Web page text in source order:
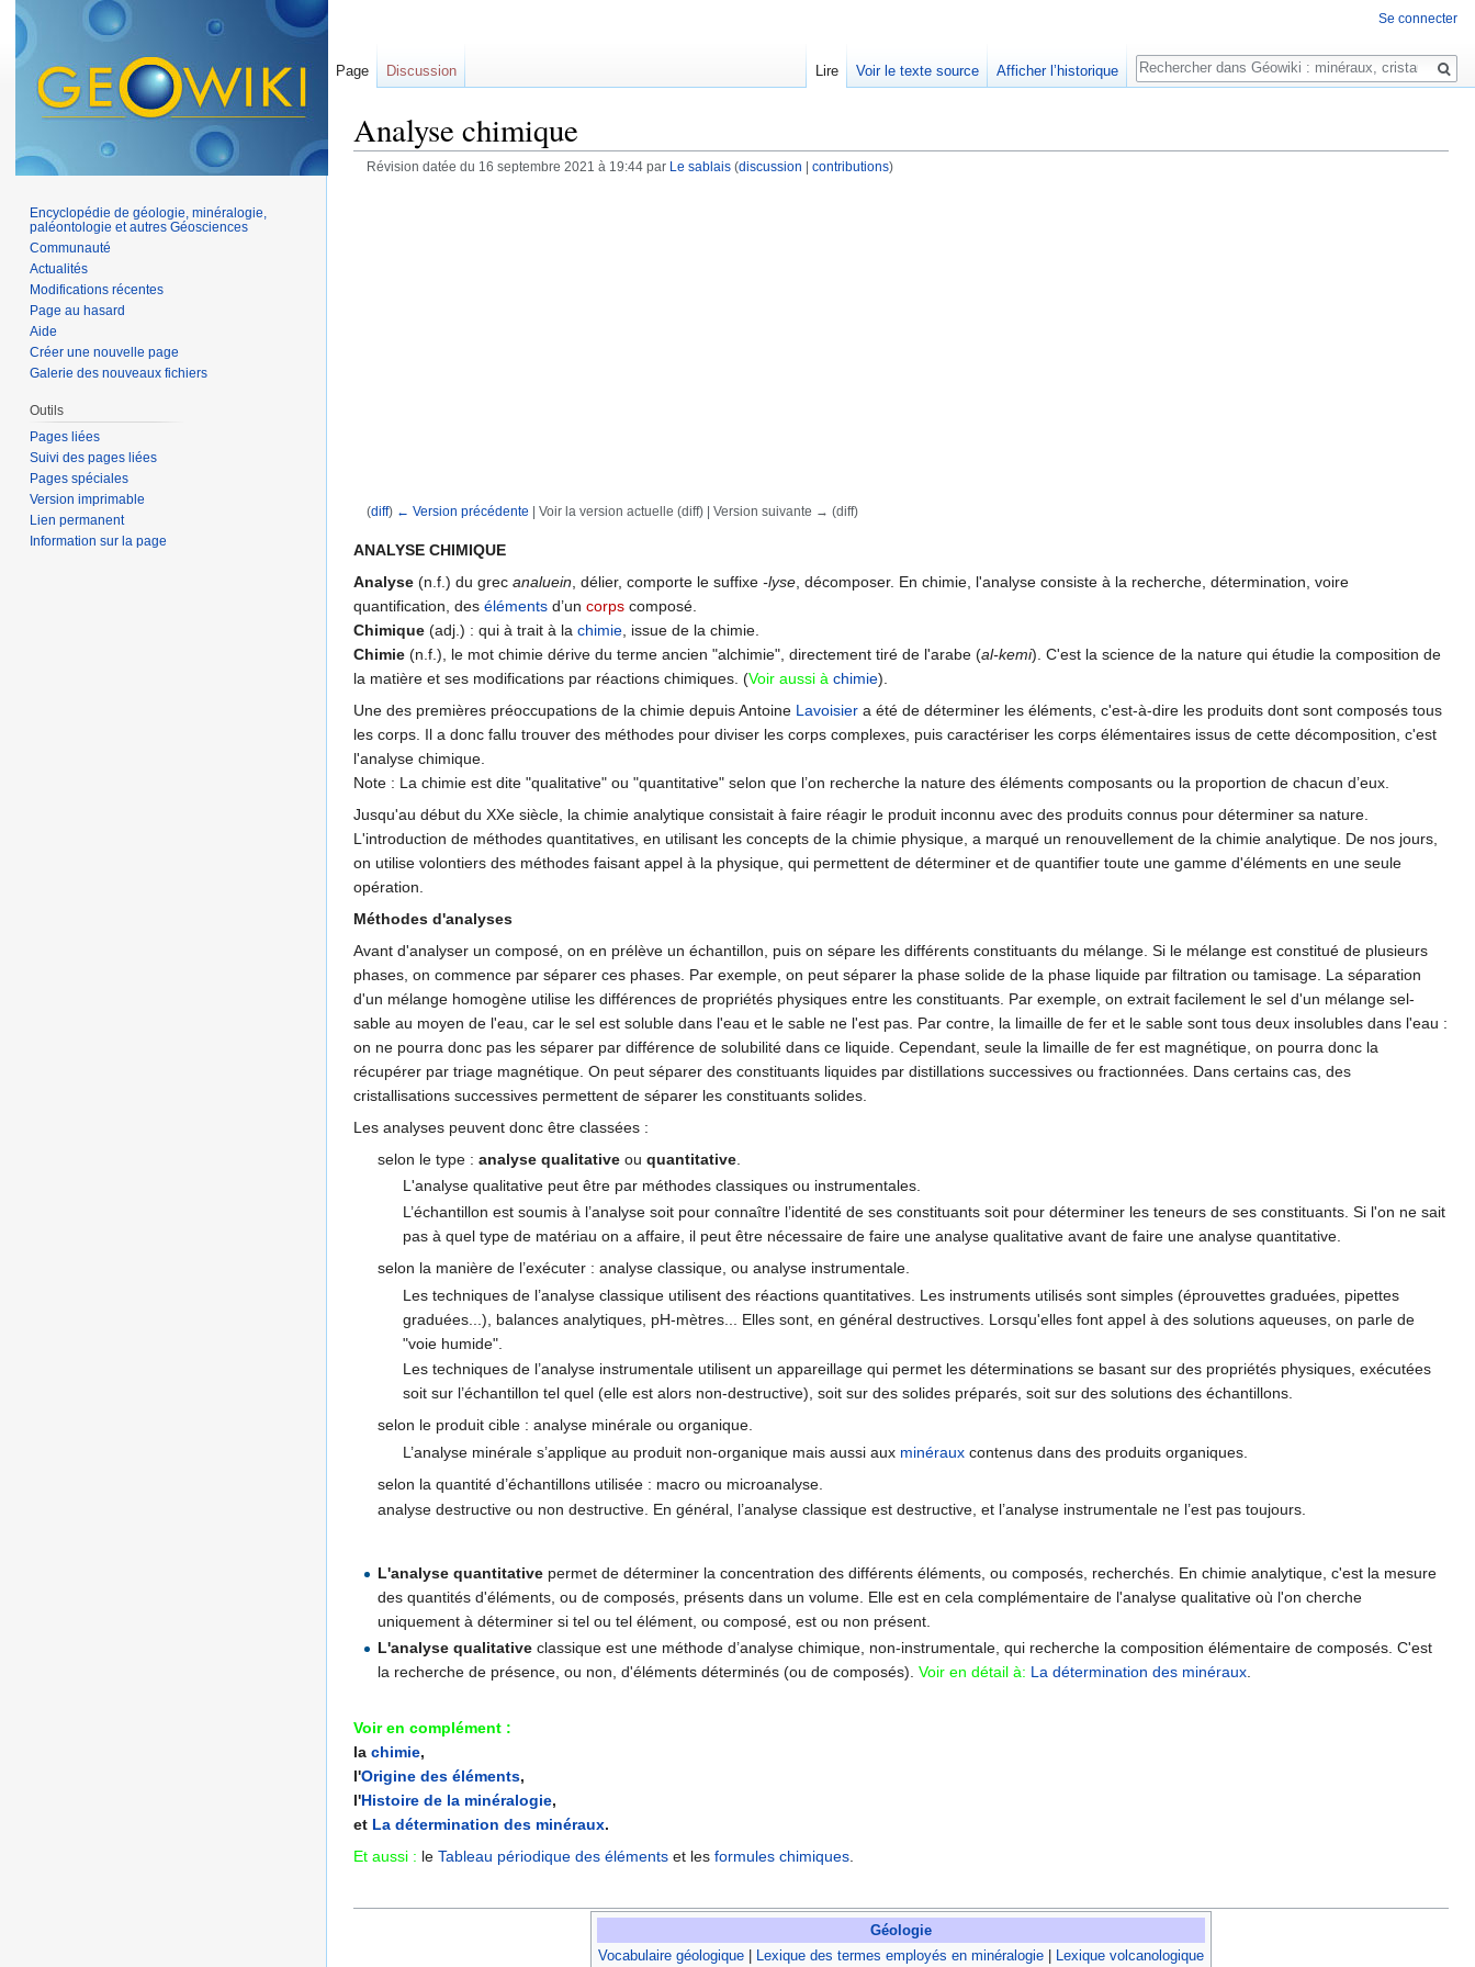
Analyse chimique
Révision datée du 16 septembre 2021 à 19:44 par Le sablais (discussion contributions)
(diff) ← Version précédente | Voir la version actuelle (diff) | Version suivante → (diff)
ANALYSE CHIMIQUE
Analyse (n.f.) du grec analuein , délier, comporte le suffixe -lyse , décomposer. En chimie, l'analyse consiste à la recherche, détermination, voire
quantification, des éléments d’un corps composé.
Chimique (adj.) : qui à trait à la chimie , issue de la chimie.
Chimie (n.f.), le mot chimie dérive du terme ancien "alchimie", directement tiré de l'arabe (al-kemi). C'est la science de la nature qui étudie la composition de
la matière et ses modifications par réactions chimiques. (Voir aussi à chimie).
Une des premières préoccupations de la chimie depuis Antoine Lavoisier a été de déterminer les éléments, c'est-à-dire les produits dont sont composés tous
les corps. Il a donc fallu trouver des méthodes pour diviser les corps complexes, puis caractériser les corps élémentaires issus de cette décomposition, c'est
l'analyse chimique.
Note : La chimie est dite "qualitative" ou "quantitative" selon que l’on recherche la nature des éléments composants ou la proportion de chacun d’eux.
Jusqu'au début du XXe siècle, la chimie analytique consistait à faire réagir le produit inconnu avec des produits connus pour déterminer sa nature.
L'introduction de méthodes quantitatives, en utilisant les concepts de la chimie physique, a marqué un renouvellement de la chimie analytique. De nos jours,
on utilise volontiers des méthodes faisant appel à la physique, qui permettent de déterminer et de quantifier toute une gamme d'éléments en une seule
opération.
Méthodes d'analyses
Avant d'analyser un composé, on en prélève un échantillon, puis on sépare les différents constituants du mélange. Si le mélange est constitué de plusieurs
phases, on commence par séparer ces phases. Par exemple, on peut séparer la phase solide de la phase liquide par filtration ou tamisage. La séparation
d'un mélange homogène utilise les différences de propriétés physiques entre les constituants. Par exemple, on extrait facilement le sel d'un mélange sel-
sable au moyen de l'eau, car le sel est soluble dans l'eau et le sable ne l'est pas. Par contre, la limaille de fer et le sable sont tous deux insolubles dans l'eau :
on ne pourra donc pas les séparer par différence de solubilité dans ce liquide. Cependant, seule la limaille de fer est magnétique, on pourra donc la
récupérer par triage magnétique. On peut séparer des constituants liquides par distillations successives ou fractionnées. Dans certains cas, des
cristallisations successives permettent de séparer les constituants solides.
Les analyses peuvent donc être classées :
selon le type :analyse qualitative ouquantitative
L'analyse qualitative peut être par méthodes classiques ou instrumentales.
L’échantillon est soumis à l’analyse soit pour connaître l’identité de ses constituants soit pour déterminer les teneurs de ses constituants. Si l'on ne sait
pas à quel type de matériau on a affaire, il peut être nécessaire de faire une analyse qualitative avant de faire une analyse quantitative.
selon la manière de l’exécuter : analyse classique, ou analyse instrumentale.
Les techniques de l’analyse classique utilisent des réactions quantitatives. Les instruments utilisés sont simples (éprouvettes graduées, pipettes
graduées...), balances analytiques, pH-mètres... Elles sont, en général destructives. Lorsqu'elles font appel à des solutions aqueuses, on parle de
"voie humide".
Les techniques de l’analyse instrumentale utilisent un appareillage qui permet les déterminations se basant sur des propriétés physiques, exécutées
soit sur l’échantillon tel quel (elle est alors non-destructive), soit sur des solides préparés, soit sur des solutions des échantillons.
selon le produit cible : analyse minérale ou organique.
L’analyse minérale s’applique au produit non-organique mais aussi aux minérauxcontenus dans des produits organiques.
selon la quantité d’échantillons utilisée : macro ou microanalyse.
analyse destructive ou non destructive. En général, l’analyse classique est destructive, et l’analyse instrumentale ne l’est pas toujours.
L'analyse quantitative permet de déterminer la concentration des différents éléments, ou composés, recherchés. En chimie analytique, c'est la mesure
des quantités d'éléments, ou de composés, présents dans un volume. Elle est en cela complémentaire de l'analyse qualitative où l'on cherche
uniquement à déterminer si tel ou tel élément, ou composé, est ou non présent.
L'analyse qualitative classique est une méthode d’analyse chimique, non-instrumentale, qui recherche la composition élémentaire de composés. C'est
la recherche de présence, ou non, d'éléments déterminés (ou de composés).Voir en détail à: La détermination des minéraux
Voir en complément :
la chimie,
l'Origine des éléments,
l'Histoire de la minéralogie,
et La détermination des minéraux.
Et aussi : le Tableau périodique des éléments et les formules chimiques
Géologie
Vocabulaire géologique
Lexique des termes employés en minéralogie Lexique volcanologique
Se connecter
Page Discussion Lire Voir le texte source Afficher l’historique
Rechercher
Encyclopédie de géologie, minéralogie,
paléontologie et autres Géosciences
Communauté
Actualités
Modifications récentes
Page au hasard
Aide
Créer une nouvelle page
Galerie des nouveaux fichiers
Outils
Pages liées
Suivi des pages liées
Pages spéciales
Version imprimable
Lien permanent
Information sur la page